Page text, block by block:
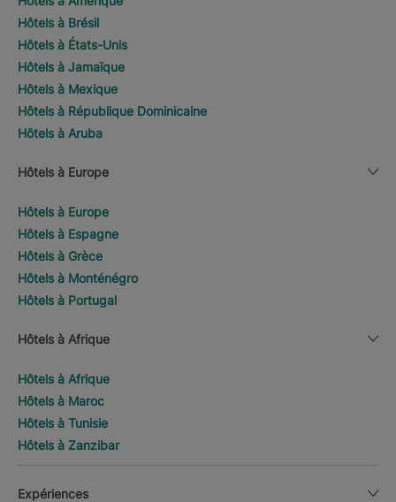
Hôtels à Brésil
Hôtels à États-Unis
Hôtels à Jamaïque
Hôtels à Mexique
Hôtels à République Dominicaine
Hôtels à Aruba
Hôtels à Europe
Hôtels à Europe
Hôtels à Espagne
Hôtels à Grèce
Hôtels à Monténégro
Hôtels à Portugal
Hôtels à Afrique
Hôtels à Afrique
Hôtels à Maroc
Hôtels à Tunisie
Hôtels à Zanzibar
Expériences